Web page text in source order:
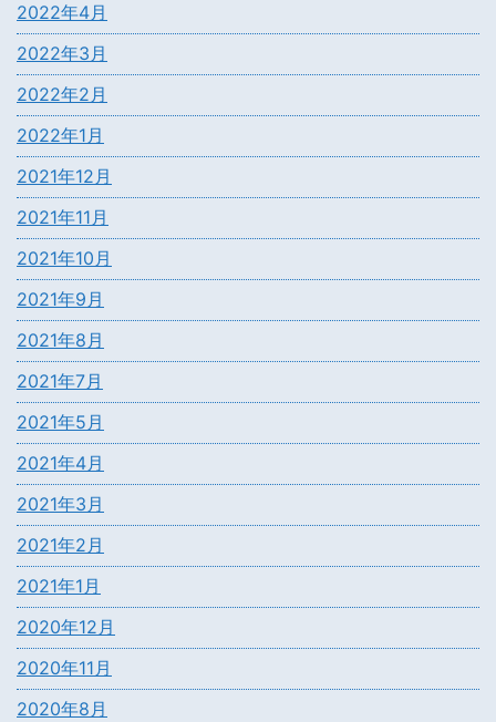
2022年4月
2022年3月
2022年2月
2022年1月
2021年12月
2021年11月
2021年10月
2021年9月
2021年8月
2021年7月
2021年5月
2021年4月
2021年3月
2021年2月
2021年1月
2020年12月
2020年11月
2020年8月